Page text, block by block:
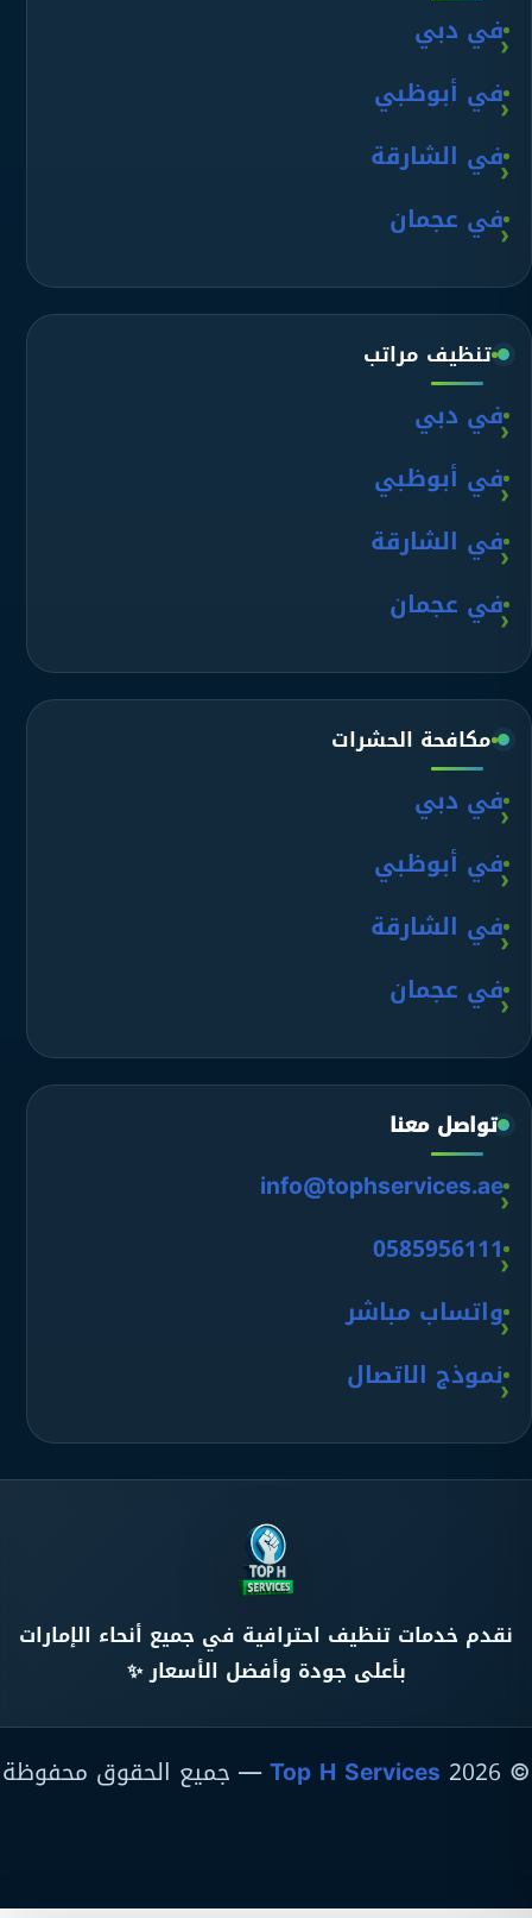
في دبي
في أبوظبي
في الشارقة
في عجمان
تنظيف مراتب
في دبي
في أبوظبي
في الشارقة
في عجمان
مكافحة الحشرات
في دبي
في أبوظبي
في الشارقة
في عجمان
تواصل معنا
info@tophservices.ae
0585956111
واتساب مباشر
نموذج الاتصال
نقدم خدمات تنظيف احترافية في جميع أنحاء الإمارات
بأعلى جودة وأفضل الأسعار ✨
© 2026
Top H Services— جميع الحقوق محفوظة